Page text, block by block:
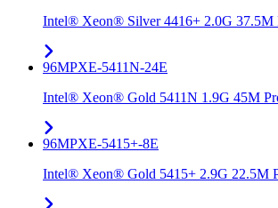
Intel® Xeon® Silver 4416+ 2.0G 37.5M
96MPXE-5411N-24E
Intel® Xeon® Gold 5411N 1.9G 45M
96MPXE-5415+-8E
Intel® Xeon® Gold 5415+ 2.9G 22.5M